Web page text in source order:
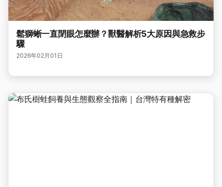
鬆獅蜥一直閉眼怎麼辦？獸醫解析5大原因與急救步
驟
2026年02月01日